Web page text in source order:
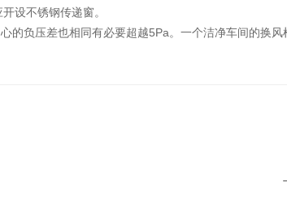
设不锈钢传递窗。
的负压差也相同有必要超越5Pa。一个洁净车间的换